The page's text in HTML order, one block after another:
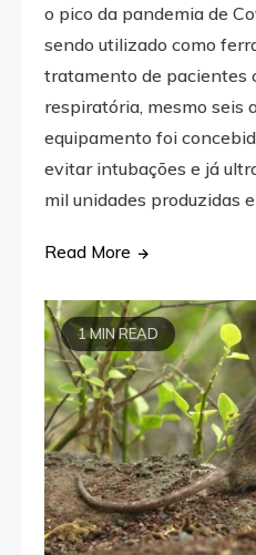
o pico da pandemia de
sendo utilizado como
tratamento de pacientes
respiratória, mesmo seis
equipamento foi
evitar intubações e já
mil unidades produzidas
Read More
1 MIN READ